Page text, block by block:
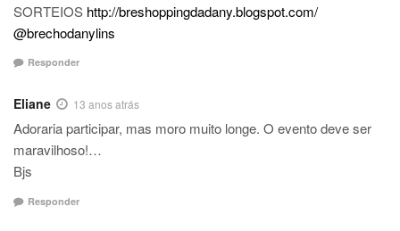
SORTEIOS http://breshoppingdadany.blogspot.com/
@brechodanylins
Responder
Eliane 13 anos atrás
Adoraria participar, mas moro muito longe. O evento deve ser
maravilhoso!…
Bjs
Responder